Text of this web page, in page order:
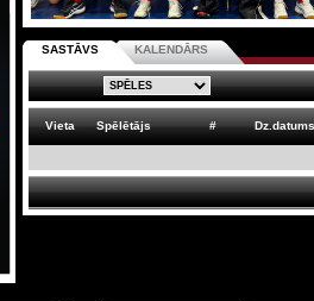
SASTĀVS KALENDĀRS
Vieta Spēlētājs # Dz.datums